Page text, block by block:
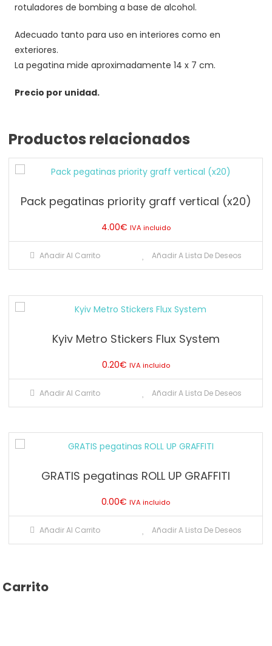
rotuladores de bombing a base de alcohol.
Adecuado tanto para uso en interiores como en
exteriores.
La pegatina mide aproximadamente 14 x 7 cm.
Precio por unidad.
Productos relacionados
Pack pegatinas priority graff vertical (x20)
4.00€ IVA incluido
Añadir Al Carrito Añadir A Lista De Deseos
Kyiv Metro Stickers Flux System
0.20€ IVA incluido
Añadir Al Carrito Añadir A Lista De Deseos
GRATIS pegatinas ROLL UP GRAFFITI
0.00€ IVA incluido
Añadir Al Carrito Añadir A Lista De Deseos
Carrito